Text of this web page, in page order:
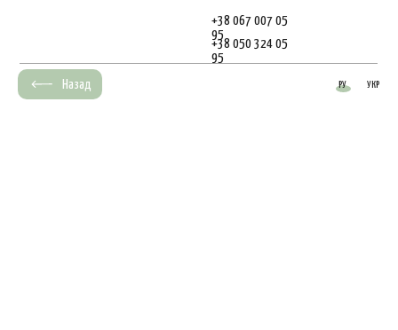
РУ УКР
+38 067 007 05
95
+38 050 324 05
95
Назад